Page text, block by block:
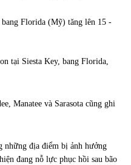
tại Siesta Key, bang Florida,
Manatee và Sarasota cũng ghi
những địa điểm bị ảnh hưởng
đang nỗ lực phục hồi sau bão